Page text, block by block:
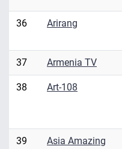
36 Arirang
37 Armenia TV
38 Art-108
39 Asia Amazing